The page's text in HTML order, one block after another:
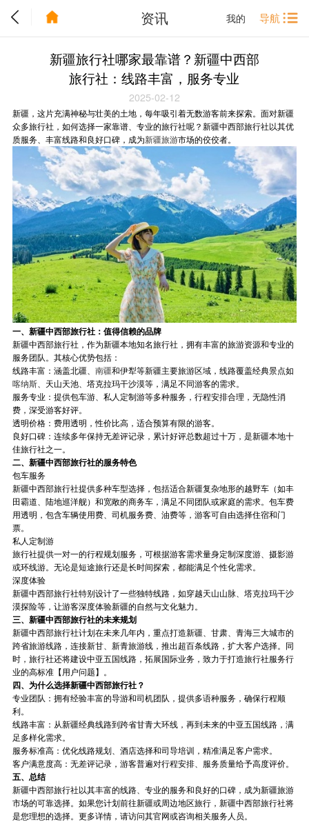
我的 导航
资讯
新疆旅行社哪家最靠谱？新疆中西部
旅行社：线路丰富，服务专业
2025-02-12
新疆，这片充满神秘与壮美的土地，每年吸引着无数游客前来探索。面对新疆
众多旅行社，如何选择一家靠谱、专业的旅行社呢？新疆中西部旅行社以其优
质服务、丰富线路和良好口碑，成为新疆旅游市场的佼佼者。
一、新疆中西部旅行社：值得信赖的品牌
新疆中西部旅行社，作为新疆本地知名旅行社，拥有丰富的旅游资源和专业的
服务团队。其核心优势包括：
线路丰富：涵盖北疆、 南疆和伊犁等新疆主要旅游区域，线路覆盖经典景点如
喀纳斯、天山天池、塔克拉玛干沙漠等，满足不同游客的需求。
服务专业：提供包车游、私人定制游等多种服务，行程安排合理，无隐性消
费，深受游客好评。
透明价格：费用透明，性价比高，适合预算有限的游客。
良好口碑：连续多年保持无差评记录，累计好评总数超过十万，是新疆本地十
佳旅行社之一。
二、新疆中西部旅行社的服务特色
包车服务
新疆中西部旅行社提供多种车型选择，包括适合新疆复杂地形的越野车（如丰
田霸道、陆地巡洋舰）和宽敞的商务车，满足不同团队或家庭的需求。包车费
用透明，包含车辆使用费、司机服务费、油费等，游客可自由选择住宿和门
票。
私人定制游
旅行社提供一对一的行程规划服务，可根据游客需求量身定制深度游、摄影游
或环线游。无论是短途旅行还是长时间探索，都能满足个性化需求。
深度体验
新疆中西部旅行社特别设计了一些独特线路，如穿越天山山脉、塔克拉玛干沙
漠探险等，让游客深度体验新疆的自然与文化魅力。
三、新疆中西部旅行社的未来规划
新疆中西部旅行社计划在未来几年内，重点打造新疆、甘肃、青海三大城市的
跨省旅游线路，连接新甘、新青旅游线，推出超百条线路，扩大客户选择。同
时，旅行社还将建设中亚五国线路，拓展国际业务，致力于打造旅行社服务行
业的高标准【用户问题】。
四、为什么选择新疆中西部旅行社？
专业团队：拥有经验丰富的导游和司机团队，提供多语种服务，确保行程顺
利。
线路丰富：从新疆经典线路到跨省甘青大环线，再到未来的中亚五国线路，满
足多样化需求。
服务标准高：优化线路规划、酒店选择和司导培训，精准满足客户需求。
客户满意度高：无差评记录，游客普遍对行程安排、服务质量给予高度评价。
五、总结
新疆中西部旅行社以其丰富的线路、专业的服务和良好的口碑，成为新疆旅游
市场的可靠选择。如果您计划前往新疆或周边地区旅行，新疆中西部旅行社将
是您理想的选择。更多详情，请访问其官网或咨询相关服务人员。